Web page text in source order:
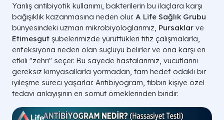
Yanlış antibiyotik kullanımı, bakterilerin bu ilaçlara karşı
bağışıklık kazanmasına neden olur. A Life Sağlık Grubu
bünyesindeki uzman mikrobiyologlarımız, Pursaklar ve
Etimesgut şubelerimizde yürüttükleri titiz çalışmalarla,
enfeksiyona neden olan suçluyu belirler ve ona karşı en
etkili "zehri" seçer. Bu sayede hastalarımız, vücutlarını
gereksiz kimyasallarla yormadan, tam hedef odaklı bir
iyileşme süreci yaşarlar. Antibiyogram, tıbbın kişiye özel
tedavi anlayışının en somut örneklerinden biridir.